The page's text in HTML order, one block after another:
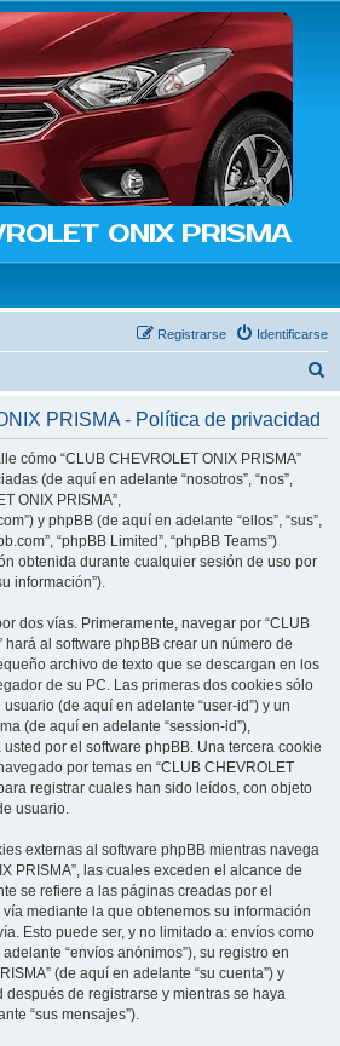
ONIX PRISMA
new tab)
Identificarse
Registrarse
PRISMA - Política de privacidad
cómo “CLUB CHEVROLET ONIX PRISMA”
(de aquí en adelante “nosotros”, “nos”,
ONIX PRISMA”,
y phpBB (de aquí en adelante “ellos”, “sus”,
“phpBB Limited”, “phpBB Teams”)
obtenida durante cualquier sesión de uso por
información”).
dos vías. Primeramente, navegar por “CLUB
hará al software phpBB crear un número de
archivo de texto que se descargan en los
de su PC. Las primeras dos cookies sólo
(de aquí en adelante “user-id”) y un
(de aquí en adelante “session-id”),
por el software phpBB. Una tercera cookie
por temas en “CLUB CHEVROLET
registrar cuales han sido leídos, con objeto
usuario.
externas al software phpBB mientras navega
PRISMA”, las cuales exceden el alcance de
se refiere a las páginas creadas por el
mediante la que obtenemos su información
Esto puede ser, y no limitado a: envíos como
“envíos anónimos”), su registro en
(de aquí en adelante “su cuenta”) y
de registrarse y mientras se haya
“sus mensajes”).